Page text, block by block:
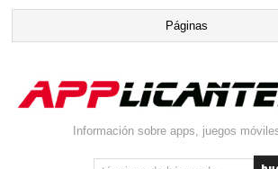
Información sobre apps, juegos